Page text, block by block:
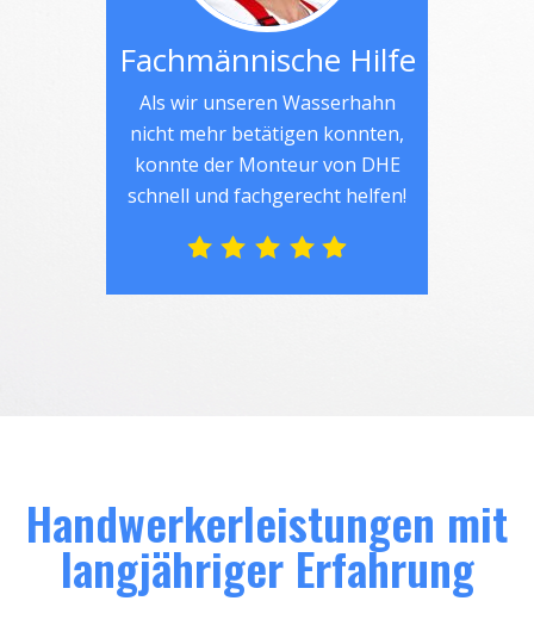
Fachmännische Hilfe
Als wir unseren Wasserhahn
nicht mehr betätigen konnten,
konnte der Monteur von DHE
schnell und fachgerecht helfen!
Handwerkerleistungen mit
langjähriger Erfahrung